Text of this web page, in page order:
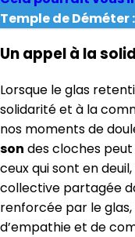
Temple de
Un appel à la
Lorsque le glas
solidarité et à la
nos moments de
son des cloches
ceux qui sont en
collective partagée
renforcée par le
d’empathie et de